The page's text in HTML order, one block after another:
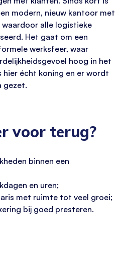
modern, nieuw kantoor met
waardoor alle logistieke
Het gaat om een
werksfeer, waar
hoog in het
hier écht koning en er wordt
gezet.
voor terug?
binnen een
en uren;
met ruimte tot veel groei;
bij goed presteren.